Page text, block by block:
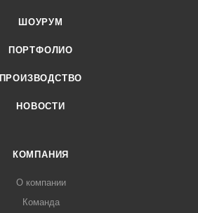
ШОУРУМ
ПОРТФОЛИО
ПРОИЗВОДСТВО
НОВОСТИ
КОМПАНИЯ
О компании
Команда